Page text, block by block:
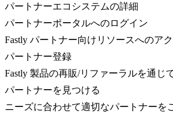
パートナーエコシステムの詳細
パートナーポータルへのログイン
Fastly パートナー向けリソースへのア
パートナー登録
Fastly 製品の再販/リファーラルを通じ
パートナーを見つける
ニーズに合わせて適切なパートナーを